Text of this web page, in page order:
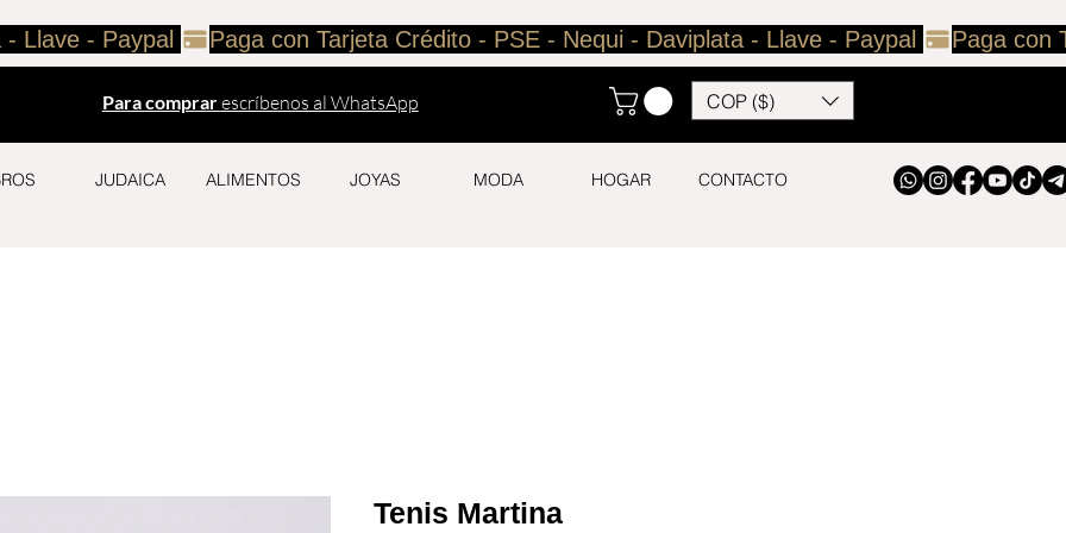
Para comprarescríbenos al WhatsApp COP ($)
Llave - Paypal
JUDAICA ALIMENTOS JOYAS MODA HOGAR CONTACTO
Tenis Martina